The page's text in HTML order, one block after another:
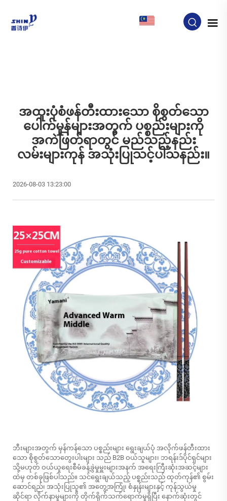
အထူးပုံစံဖန်တီးထားသော စိုစွတ်သော
ပေါက်မှုန်များအတွက် ပစ္စည်းများကို
အကဲဖြတ်ရာတွင် မည်သည့်နည်း
လမ်းများကုန် အသုံးပြုသင့်ပါသနည်း။
2026-08-03 13:23:00
ဘီးများအတွက် မှန်ကန်သော ပစ္စည်းများ ရွေးချယ်ပုံ အလိုက်ဖန်တီးထား
သော စိုစွတ်သောတွေးပါးများ သည် B2B ဝယ်သူများ၊ ဘရန်းဒ်ပိုင်ရှင်များ
သို့မဟုတ် ဝယ်ယူရေးစီမံခန့်ခွဲမှုမှူးများအနက် အရေးကြီးဆုံးအဆင့်များ
ထဲမှ တစ်ခုဖြစ်ပါသည်။ သင်ရွေးချယ်သည့် ပစ္စည်းသည် ထုတ်ကုန်၏ စွမ်း
ဆောင်ရည်၊ အသုံးပြုသူ၏ အတွေ့အကြုံ၊ စံနှုန်းများနှင့် ကုန်သွယ်မှု
ဆိုင်ရာ လိုက်နာမှုများကို တိုက်ရိုက်သက်ရောက်မှုရှိပြီး နောက်ဆုံးတွင်